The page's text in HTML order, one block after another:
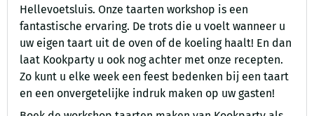
Hellevoetsluis. Onze taarten workshop is een
fantastische ervaring. De trots die u voelt wanneer u
uw eigen taart uit de oven of de koeling haalt! En dan
laat Kookparty u ook nog achter met onze recepten.
Zo kunt u elke week een feest bedenken bij een taart
en een onvergetelijke indruk maken op uw gasten!